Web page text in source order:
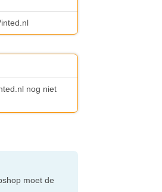
nog niet
moet de